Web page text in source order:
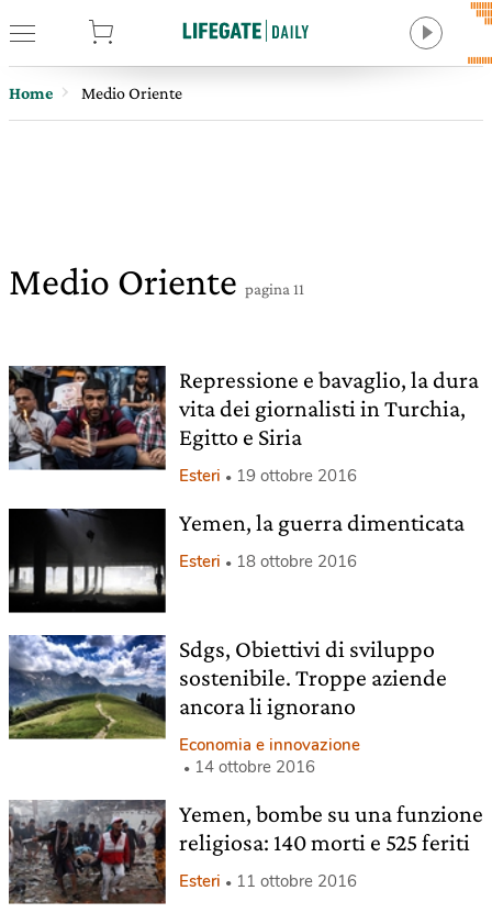
Home Medio Oriente
Medio Oriente pagina 11
Repressione e bavaglio, la dura
vita dei giornalisti in Turchia,
Egitto e Siria
Esteri 19 ottobre 2016
Yemen, la guerra dimenticata
Esteri 18 ottobre 2016
Sdgs, Obiettivi di sviluppo
sostenibile. Troppe aziende
ancora li ignorano
Economia e innovazione
14 ottobre 2016
Yemen, bombe su una funzione
religiosa: 140 morti e 525 feriti
Esteri 11 ottobre 2016